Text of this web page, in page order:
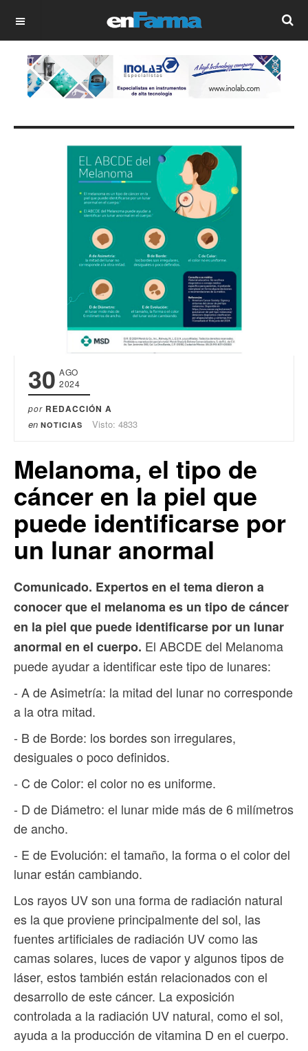
OFF CANVAS
30 AGO
2024
por REDACCIÓN A
en NOTICIAS Visto: 4833
Melanoma, el tipo de
cáncer en la piel que
puede identificarse por
un lunar anormal
Comunicado. Expertos en el tema dieron a
conocer que el melanoma es un tipo de cáncer
en la piel que puede identificarse por un lunar
anormal en el cuerpo. El ABCDE del Melanoma
puede ayudar a identificar este tipo de lunares:
- A de Asimetría: la mitad del lunar no corresponde
a la otra mitad.
- B de Borde: los bordes son irregulares,
desiguales o poco definidos.
- C de Color: el color no es uniforme.
- D de Diámetro: el lunar mide más de 6 milímetros
de ancho.
- E de Evolución: el tamaño, la forma o el color del
lunar están cambiando.
Los rayos UV son una forma de radiación natural
es la que proviene principalmente del sol, las
fuentes artificiales de radiación UV como las
camas solares, luces de vapor y algunos tipos de
láser, estos también están relacionados con el
desarrollo de este cáncer. La exposición
controlada a la radiación UV natural, como el sol,
ayuda a la producción de vitamina D en el cuerpo.